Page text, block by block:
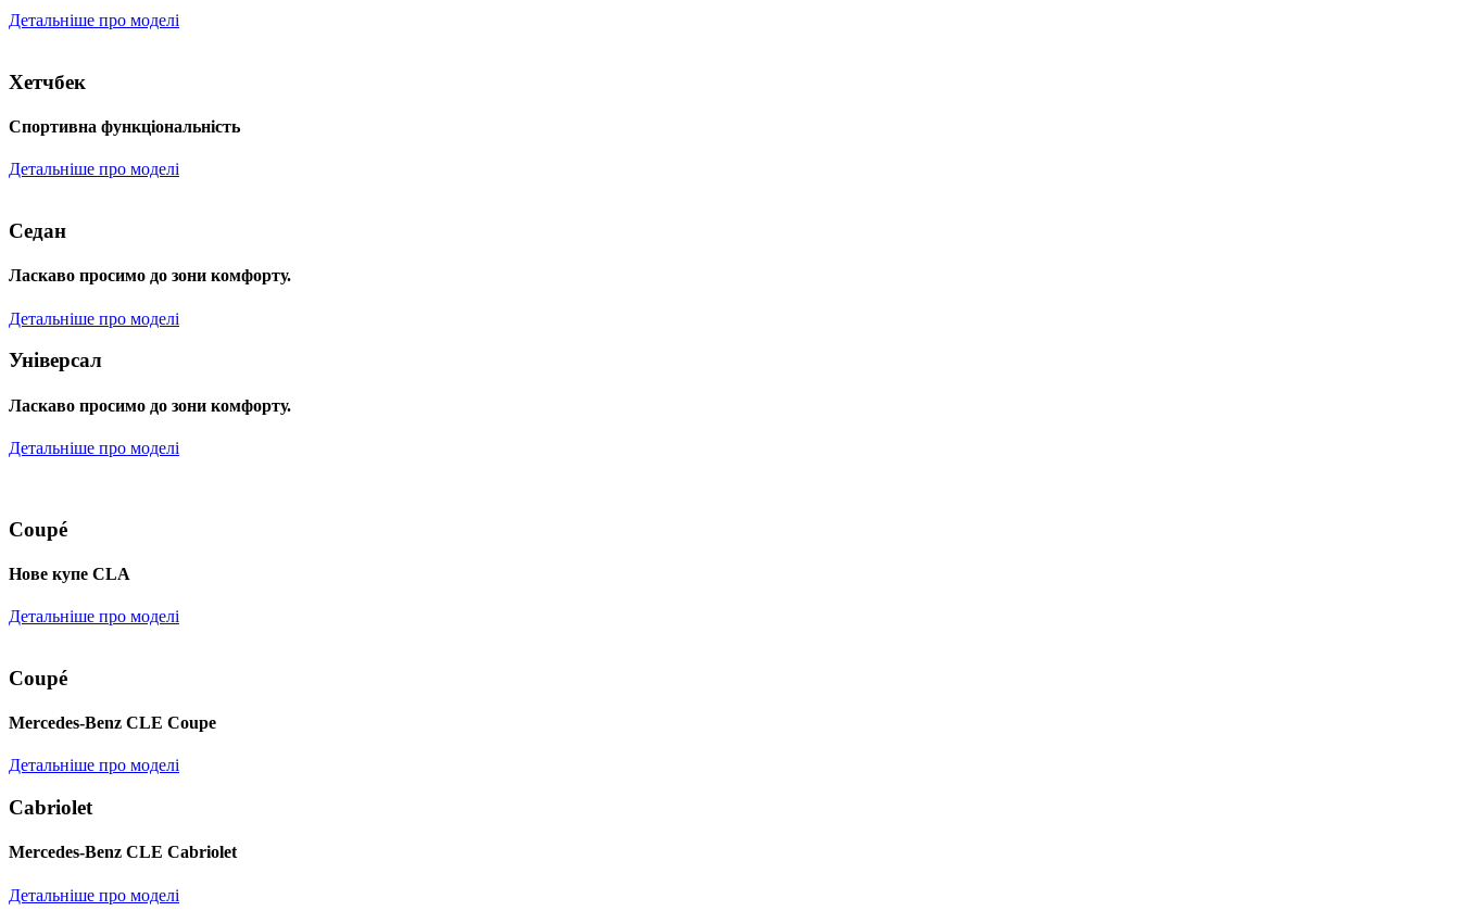
Детальніше про моделі
Хетчбек
Спортивна функціональність
Детальніше про моделі
Седан
Ласкаво просимо до зони комфорту.
Детальніше про моделі
Універсал
Ласкаво просимо до зони комфорту.
Детальніше про моделі
Coupé
Нове купе CLA
Детальніше про моделі
Coupé
Mercedes-Benz CLE Coupe
Детальніше про моделі
Cabriolet
Mercedes-Benz CLE Cabriolet
Детальніше про моделі